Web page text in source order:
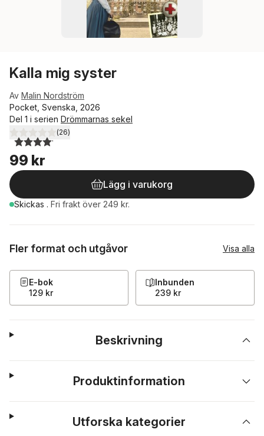
Kalla mig syster
Av Malin Nordström
Pocket, Svenska, 2026
Del 1 i serien Drömmarnas sekel
4,1utav 5 stjärnor. Totalt antal röster:
(26)
99 kr
Lägg i varukorg
Skickas . Fri frakt över 249 kr.
Fler format och utgåvor Visa alla
E-bok
129 kr
Inbunden
239 kr
Beskrivning
Produktinformation
Utforska kategorier